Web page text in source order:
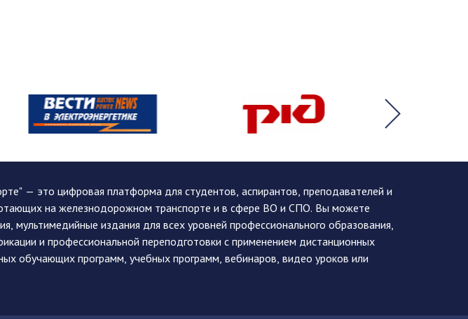
— это цифровая платформа для студентов, аспирантов, преподавателей и
на железнодорожном транспорте и в сфере ВО и СПО. Вы можете
мультимедийные издания для всех уровней профессионального образования,
и профессиональной переподготовки с применением дистанционных
обучающих программ, учебных программ, вебинаров, видео уроков или